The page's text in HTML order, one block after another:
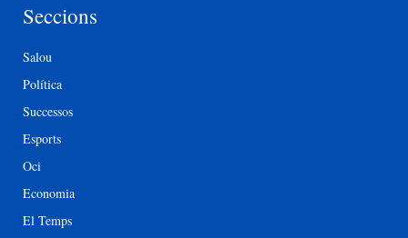
Seccions
Salou
Política
Successos
Esports
Oci
Economia
El Temps